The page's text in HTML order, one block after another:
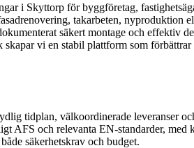
i Skyttorp för byggföretag,
takarbeten, nyproduktion
säkert montage och effektiv
vi en stabil plattform som
tidplan, välkoordinerade leveranser
AFS och relevanta EN-standarder, med
säkerhetskrav och budget.